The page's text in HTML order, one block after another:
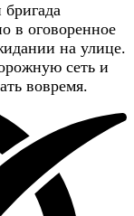
в оговоренное
на улице.
сеть и
вовремя.